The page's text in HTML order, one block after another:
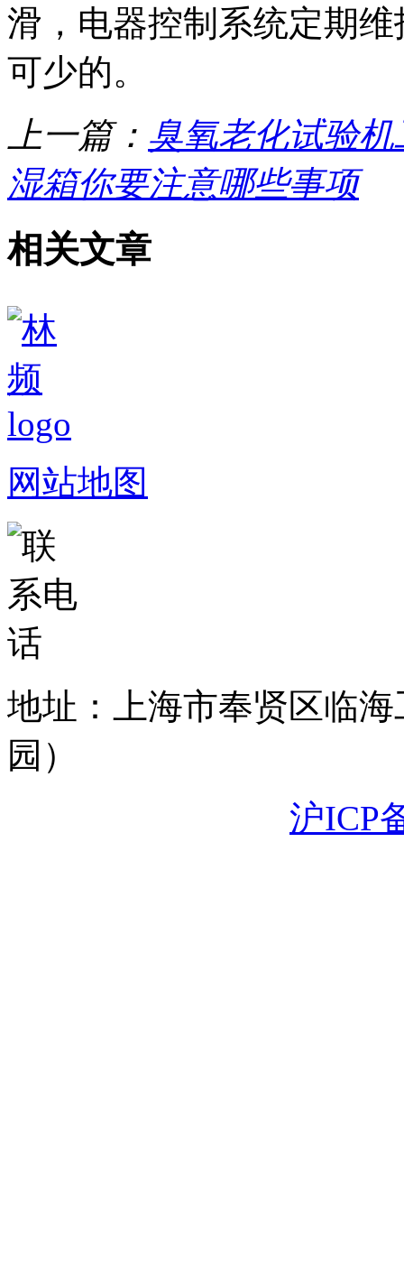
滑，电器控制系统定期
可少的。
上一篇： 臭氧老化试验
湿箱你要注意哪些事项
相关文章
网站地图
地址：上海市奉贤区临
园）
沪ICP